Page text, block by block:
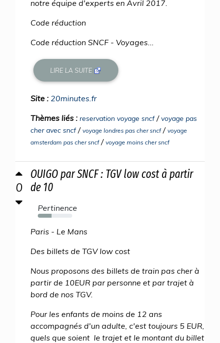
notre équipe d'experts en Avril 2017.
Code réduction
Code réduction SNCF - Voyages...
LIRE LA SUITE
Site : 20minutes.fr
Thèmes liés : reservation voyage sncf /voyage pas
cher avec sncf / voyage londres pas cher sncf/ voyage
amsterdam pas cher sncf/ voyage moins cher sncf
0
OUIGO par SNCF : TGV low cost à partir
de 10
Pertinence
40%
Paris - Le Mans
Des billets de TGV low cost
Nous proposons des billets de train pas cher à
partir de 10EUR par personne et par trajet à
bord de nos TGV.
Pour les enfants de moins de 12 ans
accompagnés d'un adulte, c'est toujours 5 EUR,
quels que soient le trajet et le montant du billet